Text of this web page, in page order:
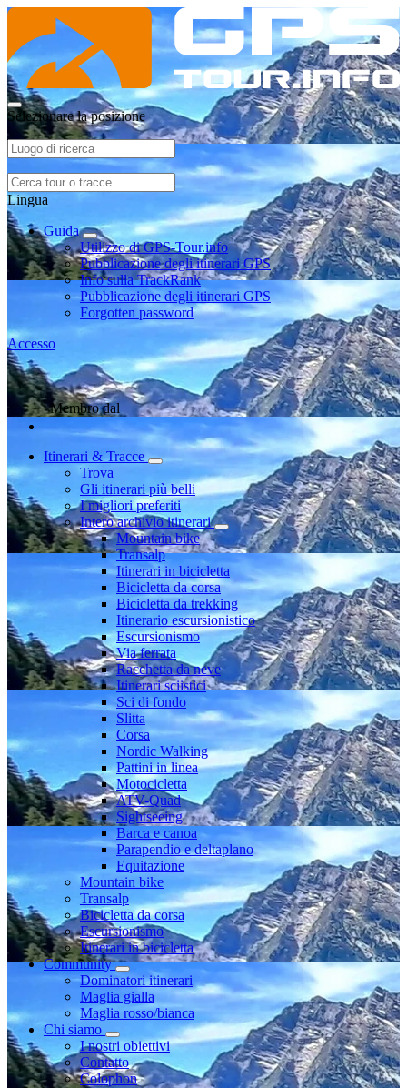
Selezionare la posizione
Lingua
Guida
Utilizzo di GPS-Tour.info
Pubblicazione degli itinerari GPS
Info sulla TrackRank
Pubblicazione degli itinerari GPS
Forgotten password
Accesso
Membro dal
Itinerari & Tracce
Trova
Gli itinerari più belli
I migliori preferiti
Intero archivio itinerari
Mountain bike
Transalp
Itinerari in bicicletta
Bicicletta da corsa
Bicicletta da trekking
Itinerario escursionistico
Escursionismo
Via ferrata
Racchetta da neve
Itinerari sciistici
Sci di fondo
Slitta
Corsa
Nordic Walking
Pattini in linea
Motocicletta
ATV-Quad
Sightseeing
Barca e canoa
Parapendio e deltaplano
Equitazione
Mountain bike
Transalp
Bicicletta da corsa
Escursionismo
Itinerari in bicicletta
Community
Dominatori itinerari
Maglia gialla
Maglia rosso/bianca
Chi siamo
I nostri obiettivi
Contatto
Colophon